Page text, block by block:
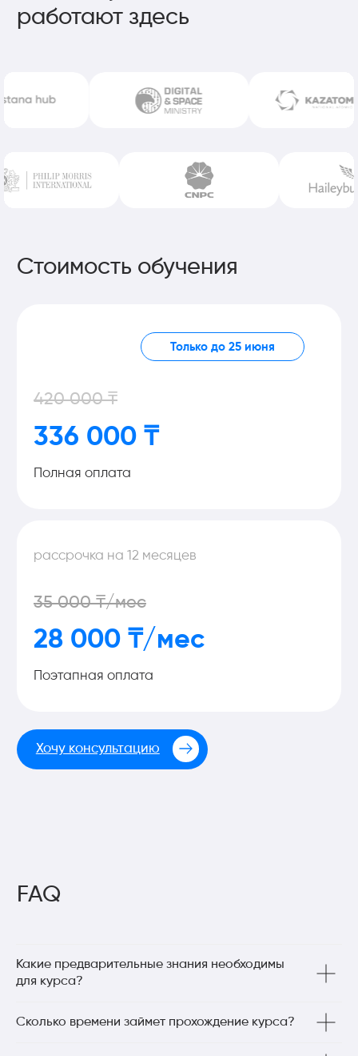
Какие предварительные знания необходимы
для курса?
Сколько времени займет прохождение курса?